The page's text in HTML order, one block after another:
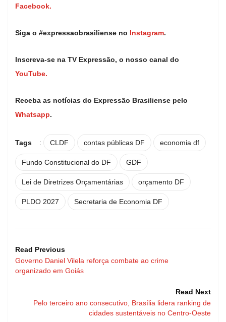
Facebook.
Siga o #expressaobrasiliense no Instagram.
Inscreva-se na TV Expressão, o nosso canal do
YouTube.
Receba as notícias do Expressão Brasiliense pelo
Whatsapp.
Tags : CLDF contas públicas DF economia df
Fundo Constitucional do DF GDF
Lei de Diretrizes Orçamentárias orçamento DF
PLDO 2027 Secretaria de Economia DF
Read Previous
Governo Daniel Vilela reforça combate ao crime
organizado em Goiás
Read Next
Pelo terceiro ano consecutivo, Brasília lidera ranking de
cidades sustentáveis no Centro-Oeste